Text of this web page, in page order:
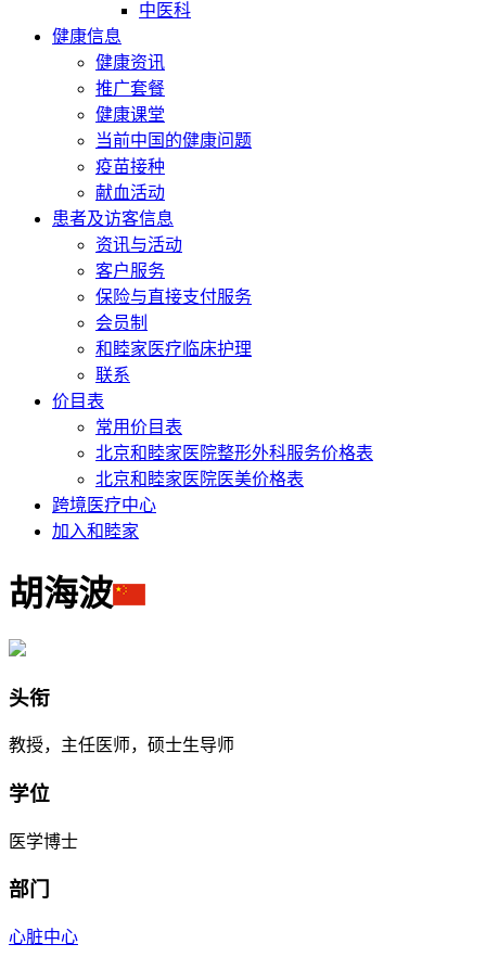
中医科
健康信息
健康资讯
推广套餐
健康课堂
当前中国的健康问题
疫苗接种
献血活动
患者及访客信息
资讯与活动
客户服务
保险与直接支付服务
会员制
和睦家医疗临床护理
联系
价目表
常用价目表
北京和睦家医院整形外科服务价格表
北京和睦家医院医美价格表
跨境医疗中心
加入和睦家
胡海波
头衔
教授，主任医师，硕士生导师
学位
医学博士
部门
心脏中心